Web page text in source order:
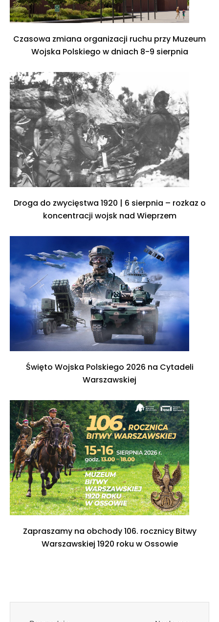
Czasowa zmiana organizacji ruchu przy Muzeum
Wojska Polskiego w dniach 8-9 sierpnia
Droga do zwycięstwa 1920 | 6 sierpnia – rozkaz o
koncentracji wojsk nad Wieprzem
Święto Wojska Polskiego 2026 na Cytadeli
Warszawskiej
Zapraszamy na obchody 106. rocznicy Bitwy
Warszawskiej 1920 roku w Ossowie